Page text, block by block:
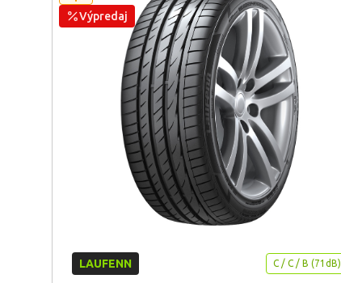
Výpredaj
LAUFENN C / C / B (71dB)